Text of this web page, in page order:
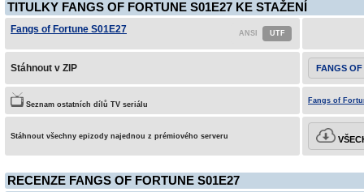
TITULKY FANGS OF FORTUNE S01E27 KE STAŽENÍ
Fangs of Fortune S01E27
Stáhnout v ZIP FANGS
Seznam ostatních dílů TV seriálu Fangs of
Stáhnout všechny epizody najednou z prémiového serveru
RECENZE FANGS OF FORTUNE S01E27